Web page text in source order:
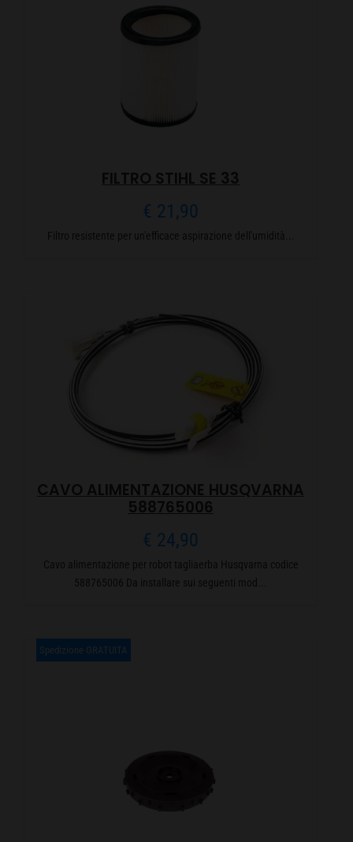
FILTRO STIHL SE 33
€ 21,90
Filtro resistente per un'efficace aspirazione dell'umidità...
CAVO ALIMENTAZIONE HUSQVARNA
588765006
€ 24,90
Cavo alimentazione per robot tagliaerba Husqvarna codice
588765006 Da installare sui seguenti mod...
Spedizione GRATUITA